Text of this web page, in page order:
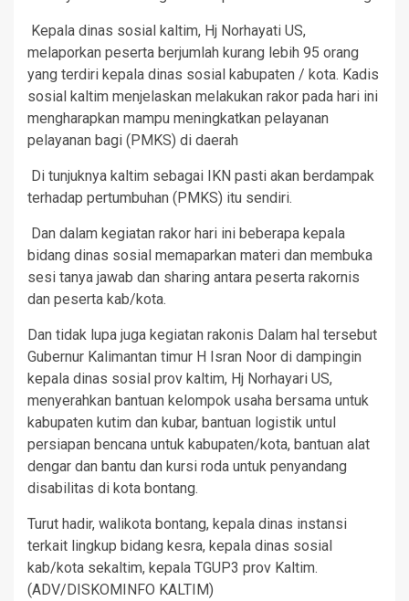
Kepala dinas sosial kaltim, Hj Norhayati US,
melaporkan peserta berjumlah kurang lebih 95 orang
yang terdiri kepala dinas sosial kabupaten / kota. Kadis
sosial kaltim menjelaskan melakukan rakor pada hari ini
mengharapkan mampu meningkatkan pelayanan
pelayanan bagi (PMKS) di daerah
Di tunjuknya kaltim sebagai IKN pasti akan berdampak
terhadap pertumbuhan (PMKS) itu sendiri.
Dan dalam kegiatan rakor hari ini beberapa kepala
bidang dinas sosial memaparkan materi dan membuka
sesi tanya jawab dan sharing antara peserta rakornis
dan peserta kab/kota.
Dan tidak lupa juga kegiatan rakonis Dalam hal tersebut
Gubernur Kalimantan timur H Isran Noor di dampingin
kepala dinas sosial prov kaltim, Hj Norhayari US,
menyerahkan bantuan kelompok usaha bersama untuk
kabupaten kutim dan kubar, bantuan logistik untul
persiapan bencana untuk kabupaten/kota, bantuan alat
dengar dan bantu dan kursi roda untuk penyandang
disabilitas di kota bontang.
Turut hadir, walikota bontang, kepala dinas instansi
terkait lingkup bidang kesra, kepala dinas sosial
kab/kota sekaltim, kepala TGUP3 prov Kaltim.
(ADV/DISKOMINFO KALTIM)